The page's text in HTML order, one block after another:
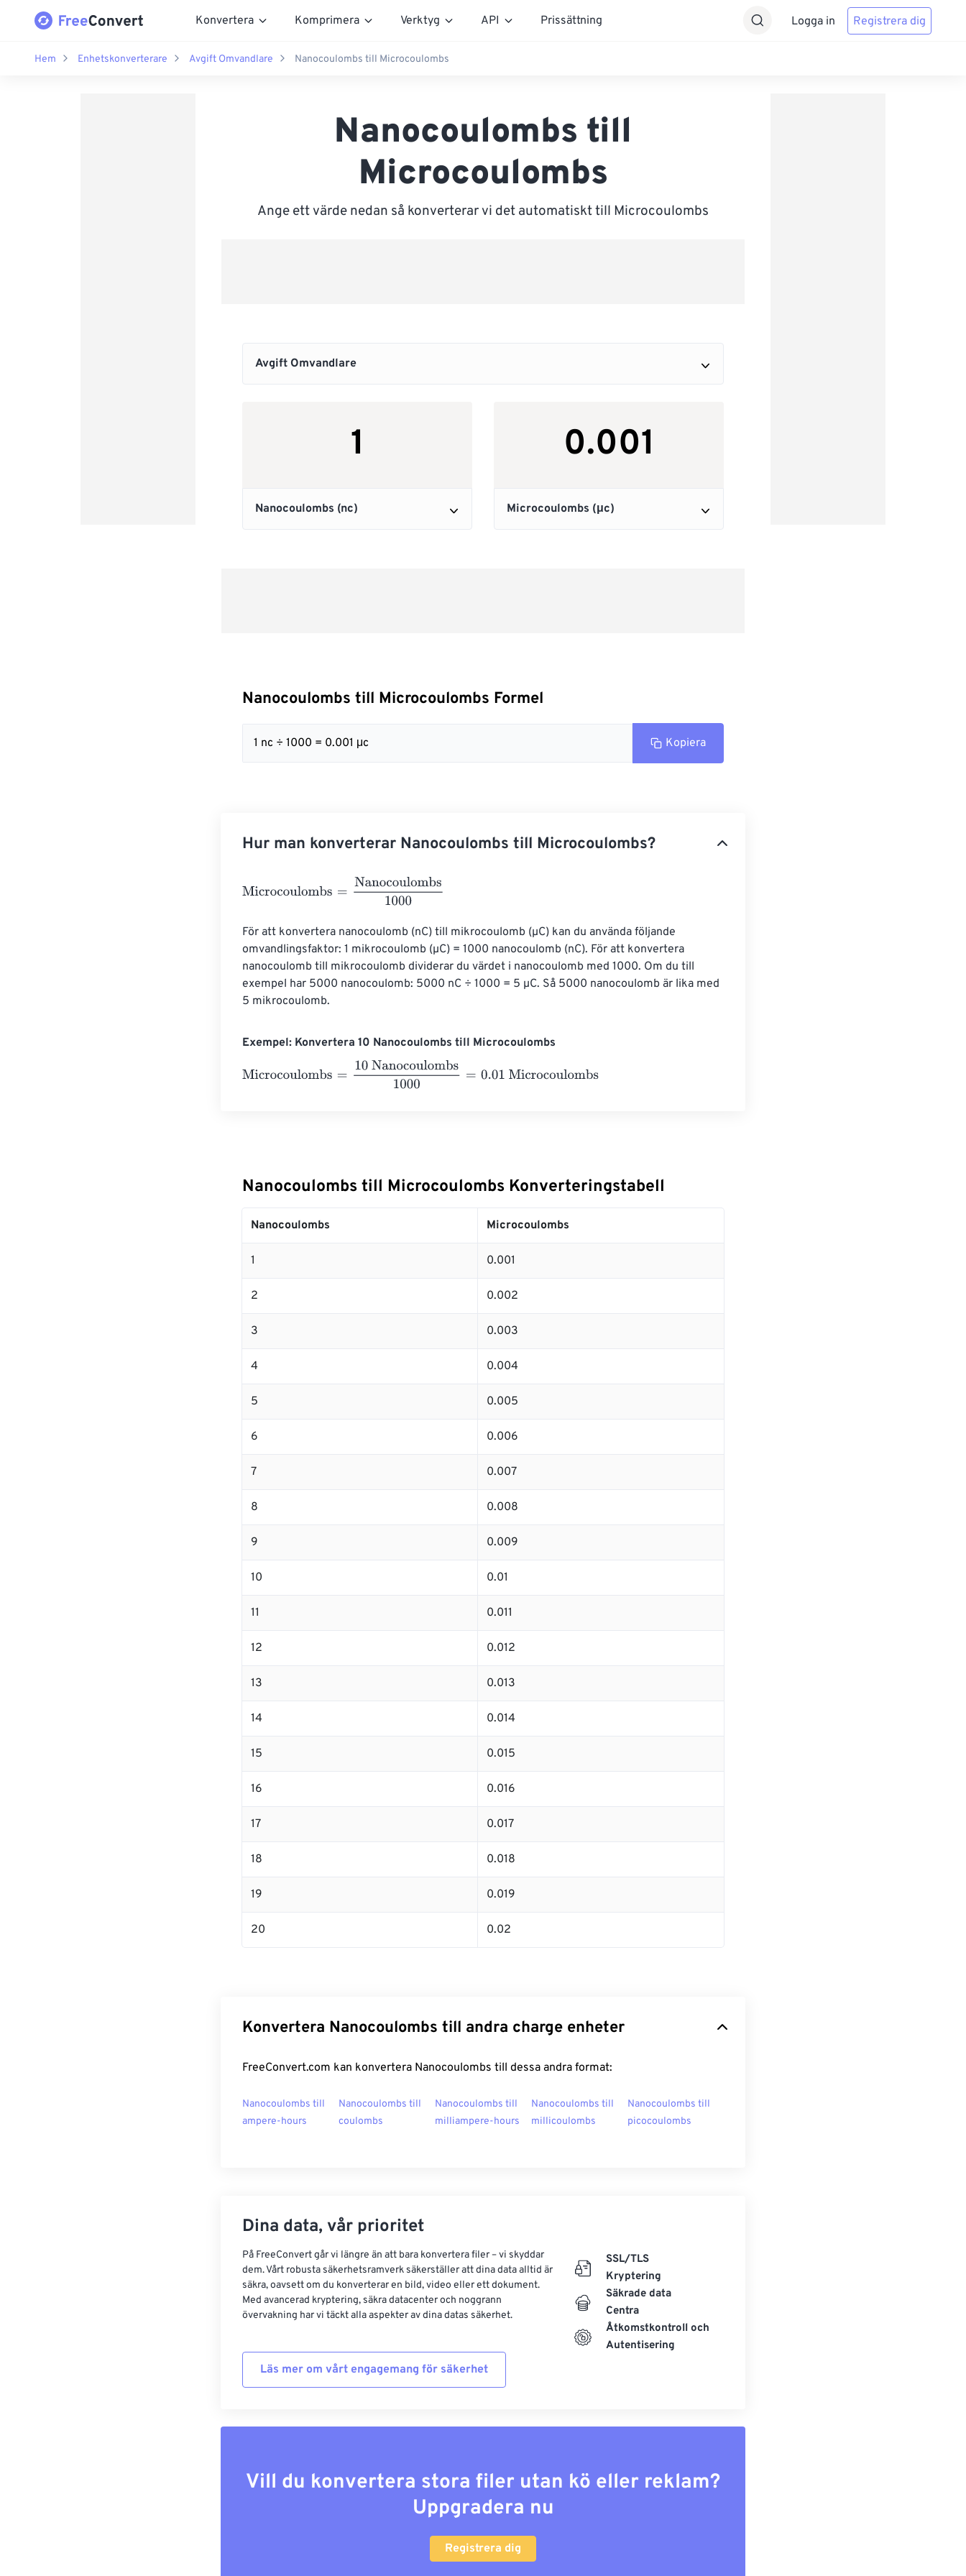
Konvertera Komprimera Verktyg API Prissättning Logga in Registrera dig
Hem Enhetskonverterare Avgift Omvandlare Nanocoulombs till Microcoulombs
Nanocoulombs till
Microcoulombs
Ange ett värde nedan så konverterar vi det automatiskt till Microcoulombs
Nanocoulombs till Microcoulombs Formel
1 nc ÷ 1000 = 0.001 μc Kopiera
Hur man konverterar Nanocoulombs till Microcoulombs?
Microcoulombs= Nanocoulombs1000
För att konvertera nanocoulomb (nC) till mikrocoulomb (µC) kan du använda följande
omvandlingsfaktor: 1 mikrocoulomb (µC) = 1000 nanocoulomb (nC). För att konvertera
nanocoulomb till mikrocoulomb dividerar du värdet i nanocoulomb med 1000. Om du till
exempel har 5000 nanocoulomb: 5000 nC ÷ 1000 = 5 µC. Så 5000 nanocoulomb är lika med
5 mikrocoulomb.
Exempel: Konvertera 10 Nanocoulombs till Microcoulombs
Microcoulombs= 10 Nanocoulombs1000=0.01 Microcoulombs
Nanocoulombs till Microcoulombs Konverteringstabell
Nanocoulombs Microcoulombs
1 0.001
2 0.002
3 0.003
4 0.004
5 0.005
6 0.006
7 0.007
8 0.008
9 0.009
10 0.01
11 0.011
12 0.012
13 0.013
14 0.014
15 0.015
16 0.016
17 0.017
18 0.018
19 0.019
20 0.02
Konvertera Nanocoulombs till andra charge enheter
FreeConvert.com kan konvertera Nanocoulombs till dessa andra format:
Nanocoulombs till
ampere-hours
Nanocoulombs till
coulombs
Nanocoulombs till
milliampere-hours
Nanocoulombs till
millicoulombs
Nanocoulombs till
picocoulombs
Dina data, vår prioritet
På FreeConvert går vi längre än att bara konvertera filer – vi skyddar
dem. Vårt robusta säkerhetsramverk säkerställer att dina data alltid är
säkra, oavsett om du konverterar en bild, video eller ett dokument.
Med avancerad kryptering, säkra datacenter och noggrann
övervakning har vi täckt alla aspekter av dina datas säkerhet.
Läs mer om vårt engagemang för säkerhet
SSL/TLS
Kryptering
Säkrade data
Centra
Åtkomstkontroll och
Autentisering
Vill du konvertera stora filer utan kö eller reklam?
Uppgradera nu
Registrera dig